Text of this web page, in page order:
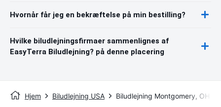
Hvornår får jeg en bekræftelse på min bestilling?
Hvilke biludlejningsfirmaer sammenlignes af
EasyTerra Biludlejning? på denne placering
Hjem Biludlejning USA Biludlejning Montgomery, OH